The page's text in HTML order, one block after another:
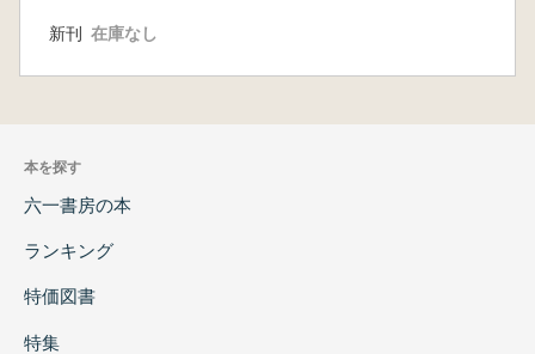
新刊 在庫なし
本を探す
六一書房の本
ランキング
特価図書
特集